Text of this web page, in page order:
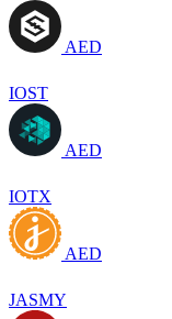
AED
IOST
AED
IOTX
AED
JASMY